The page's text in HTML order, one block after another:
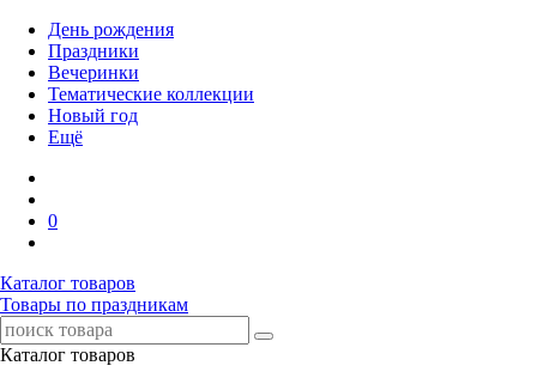
День рождения
Праздники
Вечеринки
Тематические коллекции
Новый год
Ещё
0
Каталог товаров
Товары по праздникам
Каталог товаров